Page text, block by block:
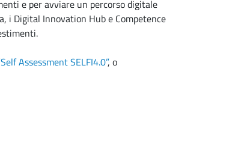
e per avviare un percorso digitale
i Digital Innovation Hub e Competence
Assessment SELFI4.0”, o